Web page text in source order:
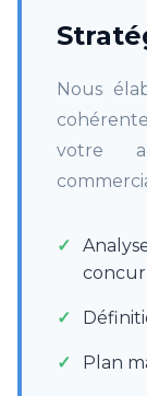
Nous
votre
Plan